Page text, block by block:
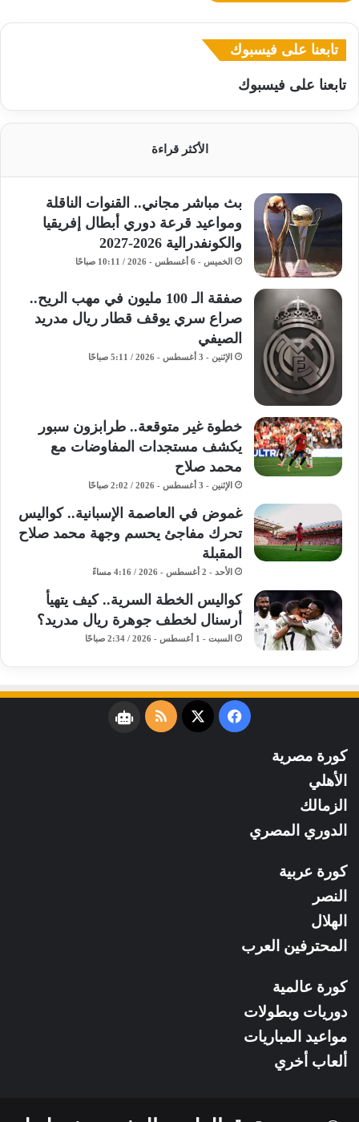
تابعنا على فيسبوك
تابعنا على فيسبوك
الأكثر قراءة
بث مباشر مجاني.. القنوات الناقلة
ومواعيد قرعة دوري أبطال إفريقيا
والكونفدرالية 2026-2027
الخميس - 6 أغسطس - 2026 / 10:11 صباحًا
صفقة الـ 100 مليون في مهب الريح..
صراع سري يوقف قطار ريال مدريد
الصيفي
الإثنين - 3 أغسطس - 2026 / 5:11 صباحًا
خطوة غير متوقعة.. طرابزون سبور
يكشف مستجدات المفاوضات مع
محمد صلاح
الإثنين - 3 أغسطس - 2026 / 2:02 صباحًا
غموض في العاصمة الإسبانية.. كواليس
تحرك مفاجئ يحسم وجهة محمد صلاح
المقبلة
الأحد - 2 أغسطس - 2026 / 4:16 مساءً
كواليس الخطة السرية.. كيف يتهيأ
أرسنال لخطف جوهرة ريال مدريد؟
السبت - 1 أغسطس - 2026 / 2:34 صباحًا
فيسبوك
‫X
ملخصنبض
كورة مصرية
الأهلي
الزمالك
الدوري المصري
كورة عربية
النصر
الهلال
المحترفين العرب
كورة عالمية
دوريات وبطولات
مواعيد المباريات
ألعاب أخري